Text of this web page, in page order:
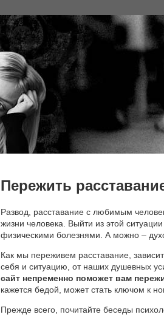
Пережить
Развод, расставание с любимым
жизни человека. Выйти из этой
физическими болезнями. А можно –
Как мы переживем расставание,
себя и ситуацию, от наших душевных
сайт непременно поможет вам
кажется бедой, может стать ключом к
Прежде всего, почитайте беседы